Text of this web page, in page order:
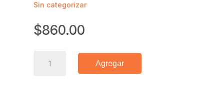
Sin categorizar
$860.00
DEMASIADO
Agregar